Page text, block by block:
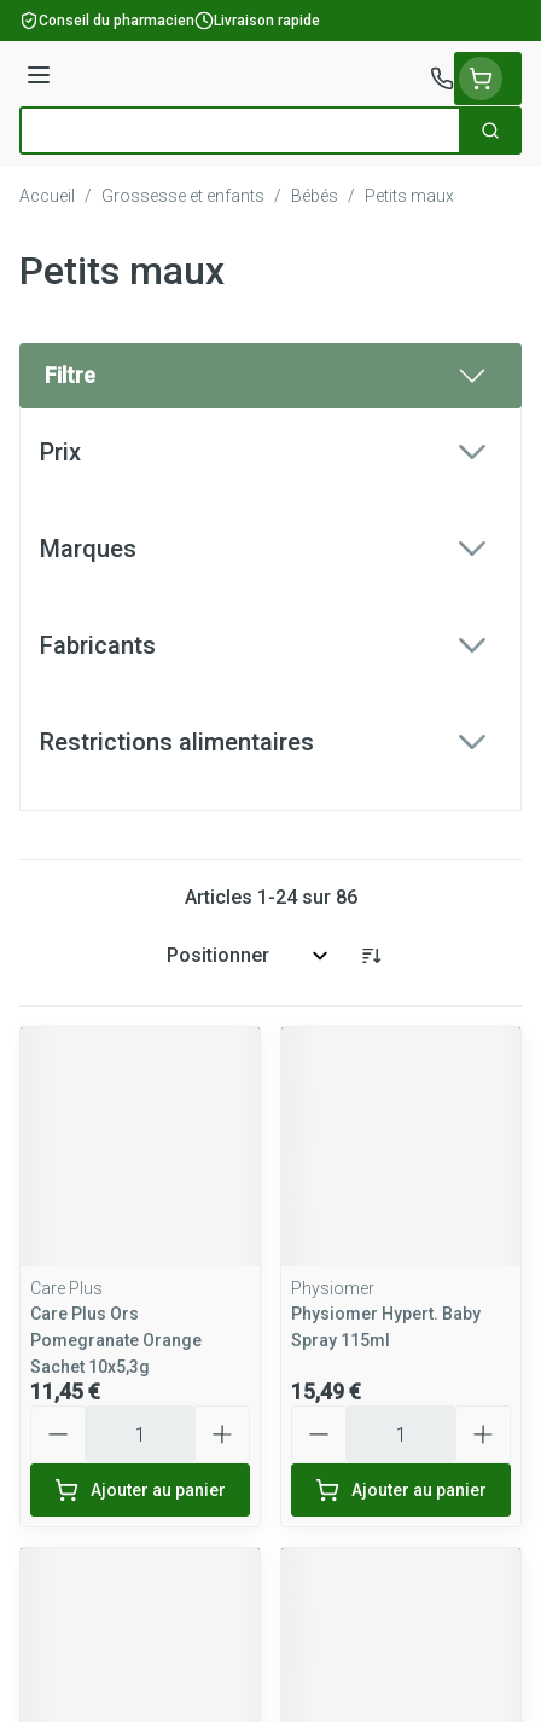
Aller au contenu
Conseil du pharmacien Livraison rapide
Menu
Accueil / Grossesse et enfants / Bébés / Petits maux
Petits maux
Filtre
Prix
Marques
Fabricants
Restrictions alimentaires
Articles 1 -24sur 86
Trier par:
Care Plus
Care Plus Ors
Pomegranate Orange
Sachet 10x5,3g
11,45 €
Ajouter au panier
Physiomer
Physiomer Hypert. Baby
Spray 115ml
15,49 €
Ajouter au panier